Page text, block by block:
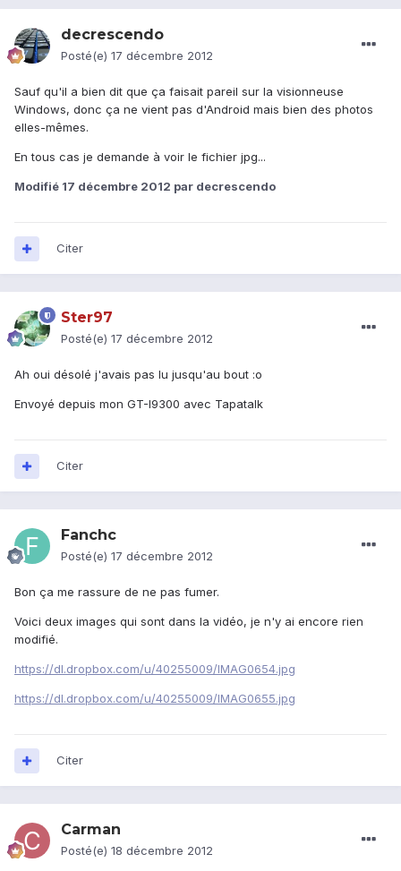
decrescendo
Posté(e) 17 décembre 2012
Sauf qu'il a bien dit que ça faisait pareil sur la visionneuse
Windows, donc ça ne vient pas d'Android mais bien des photos
elles-mêmes.
En tous cas je demande à voir le fichier jpg...
Modifié 17 décembre 2012 par decrescendo
Citer
Ster97
Posté(e) 17 décembre 2012
Ah oui désolé j'avais pas lu jusqu'au bout :o
Envoyé depuis mon GT-I9300 avec Tapatalk
Citer
Fanchc
Posté(e) 17 décembre 2012
Bon ça me rassure de ne pas fumer.
Voici deux images qui sont dans la vidéo, je n'y ai encore rien
modifié.
https://dl.dropbox.com/u/40255009/IMAG0654.jpg
https://dl.dropbox.com/u/40255009/IMAG0655.jpg
Citer
Carman
Posté(e) 18 décembre 2012